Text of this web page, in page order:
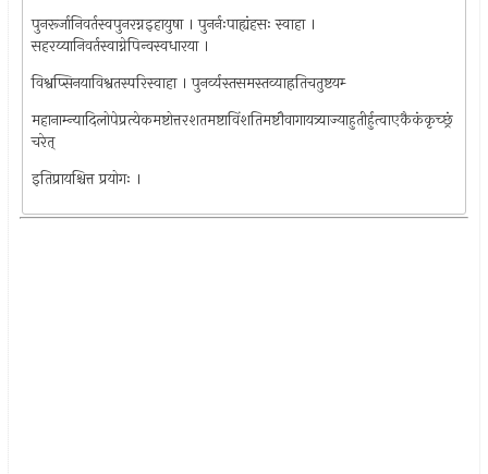
पुनरूर्जानिवर्तस्वपुनरग्नइहायुषा । पुनर्नःपाह्यंहसः स्वाहा ।
सहरय्यानिवर्तस्वाग्नेपिन्वस्वधारया ।
विश्वप्सिनयाविश्वतस्परिस्वाहा । पुनर्व्यस्तसमस्तव्याह्रतिचतुष्टयम्‍
महानाम्न्यादिलोपेप्रत्येकमष्टोत्तरशतमष्टाविंशतिमष्टौवागायत्र्याज्याहुतीर्हुत्वाएकैकंकृच्छ्रं
चरेत्
इतिप्रायश्चित्त प्रयोगः ।